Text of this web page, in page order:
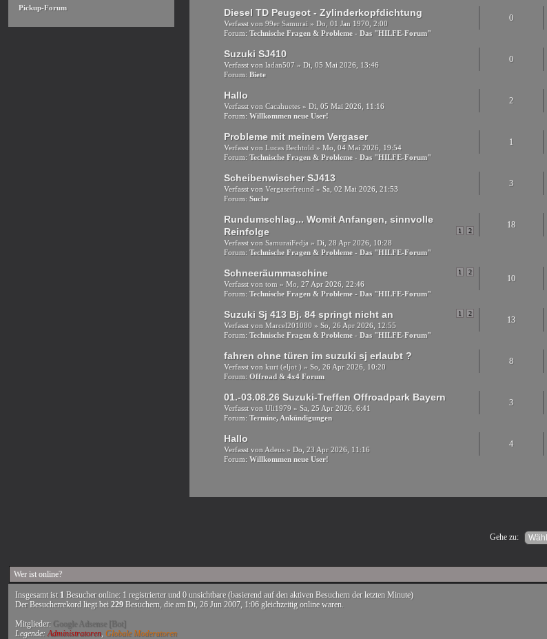
Pickup-Forum Diesel TD Peugeot - Zylinderkopfdichtung
Verfasst von99er Samurai » Do, 01 Jan 1970, 2:00
Forum:Technische Fragen & Probleme - Das "HILFE-Forum"
0
Suzuki SJ410
Verfasst vonladan507 » Di, 05 Mai 2026, 13:46
Forum:Biete
0
Hallo
Verfasst vonCacahuetes » Di, 05 Mai 2026, 11:16
Forum:Willkommen neue User!
2
Probleme mit meinem Vergaser
Verfasst vonLucas Bechtold » Mo, 04 Mai 2026, 19:54
Forum:Technische Fragen & Probleme - Das "HILFE-Forum"
1
Scheibenwischer SJ413
Verfasst vonVergaserfreund » Sa, 02 Mai 2026, 21:53
Forum:Suche
3
Rundumschlag... Womit Anfangen, sinnvolle
Reinfolge
1 2
Verfasst vonSamuraiFedja » Di, 28 Apr 2026, 10:28
Forum:Technische Fragen & Probleme - Das "HILFE-Forum"
18
Schneeräummaschine 1 2
Verfasst vontom » Mo, 27 Apr 2026, 22:46
Forum:Technische Fragen & Probleme - Das "HILFE-Forum"
10
Suzuki Sj 413 Bj. 84 springt nicht an 1 2
Verfasst vonMarcel201080 » So, 26 Apr 2026, 12:55
Forum:Technische Fragen & Probleme - Das "HILFE-Forum"
13
fahren ohne türen im suzuki sj erlaubt ?
Verfasst vonkurt (eljot ) » So, 26 Apr 2026, 10:20
Forum:Offroad & 4x4 Forum
8
01.-03.08.26 Suzuki-Treffen Offroadpark Bayern
Verfasst vonUli1979 » Sa, 25 Apr 2026, 6:41
Forum:Termine, Ankündigungen
3
Hallo
Verfasst von Adeus » Do, 23 Apr 2026, 11:16
Forum:Willkommen neue User!
4
Gehe zu:
Wer ist online?
Insgesamt ist 1 Besucher online: 1 registrierter und 0 unsichtbare (basierend auf den aktiven Besuchern der letzten Minute)
Der Besucherrekord liegt bei 229 Besuchern, die am Di, 26 Jun 2007, 1:06 gleichzeitig online waren.
Mitglieder: Google Adsense [Bot]
Legende:Administratoren, Globale Moderatoren